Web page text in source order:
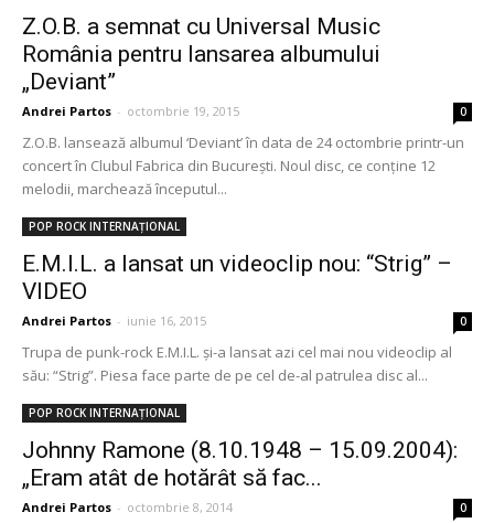
Z.O.B. a semnat cu Universal Music
România pentru lansarea albumului
„Deviant”
Andrei Partos - octombrie 19, 2015 0
Z.O.B. lansează albumul ‘Deviant’ în data de 24 octombrie printr-un
concert în Clubul Fabrica din București. Noul disc, ce conține 12
melodii, marchează începutul...
POP ROCK INTERNAȚIONAL
E.M.I.L. a lansat un videoclip nou: “Strig” –
VIDEO
Andrei Partos - iunie 16, 2015 0
Trupa de punk-rock E.M.I.L. şi-a lansat azi cel mai nou videoclip al
său: “Strig”. Piesa face parte de pe cel de-al patrulea disc al...
POP ROCK INTERNAȚIONAL
Johnny Ramone (8.10.1948 – 15.09.2004):
„Eram atât de hotărât să fac...
Andrei Partos - octombrie 8, 2014 0